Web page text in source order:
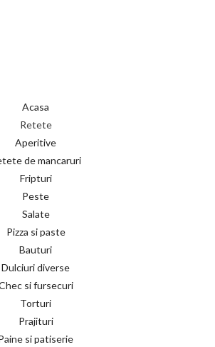
Acasa
Retete
Aperitive
de mancaruri
Fripturi
Peste
Salate
Pizza si paste
Bauturi
Dulciuri diverse
si fursecuri
Torturi
Prajituri
si patiserie